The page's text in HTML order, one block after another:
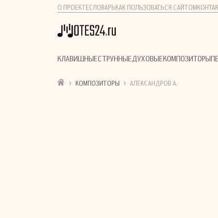
О ПРОЕКТЕСЛОВАРЬ КАК ПОЛЬЗОВАТЬСЯ САЙТОМ
КЛАВИШНЫЕСТРУННЫЕДУХОВЫЕКОМПОЗИТОРЫ
› КОМПОЗИТОРЫ › АЛЕКСАНДРОВ А.